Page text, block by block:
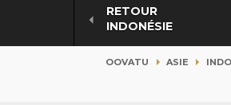
RETOUR
INDONÉSIE
OOVATU ASIE